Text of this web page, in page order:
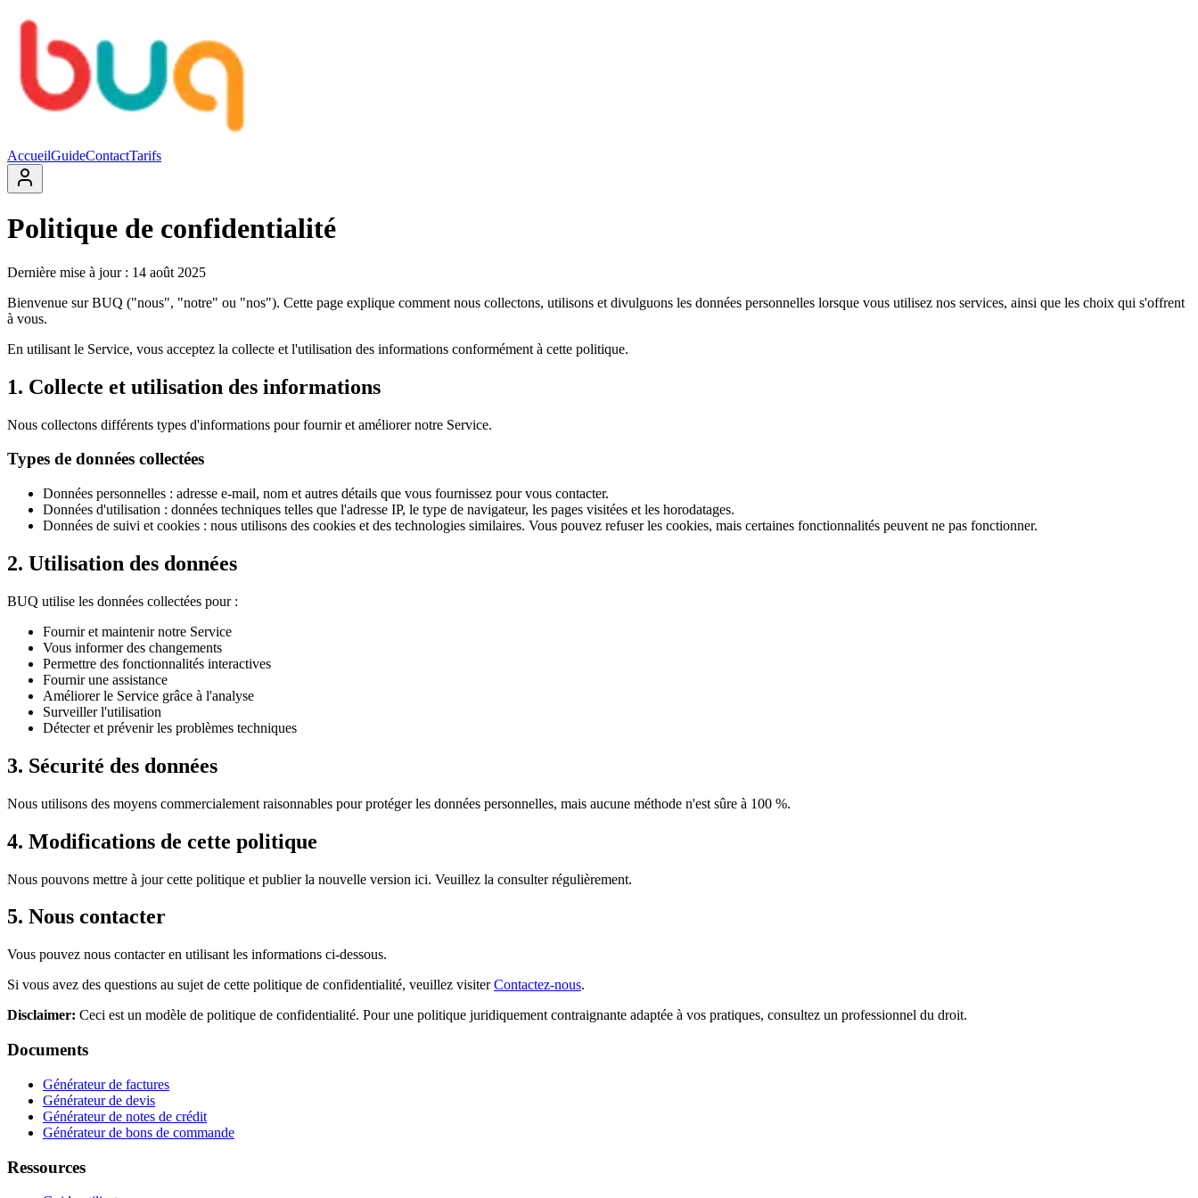
AccueilGuideContactTarifs
Politique de confidentialité
Dernière mise à jour : 14 août 2025
Bienvenue sur BUQ ("nous", "notre" ou "nos"). Cette page explique comment nous collectons, utilisons et divulguons les données personnelles lorsque vous utilisez nos services, ainsi que les choix qui s'offrent
à vous.
En utilisant le Service, vous acceptez la collecte et l'utilisation des informations conformément à cette politique.
1. Collecte et utilisation des informations
Nous collectons différents types d'informations pour fournir et améliorer notre Service.
Types de données collectées
Données personnelles : adresse e-mail, nom et autres détails que vous fournissez pour vous contacter.
Données d'utilisation : données techniques telles que l'adresse IP, le type de navigateur, les pages visitées et les horodatages.
Données de suivi et cookies : nous utilisons des cookies et des technologies similaires. Vous pouvez refuser les cookies, mais certaines fonctionnalités peuvent ne pas fonctionner.
2. Utilisation des données
BUQ utilise les données collectées pour :
Fournir et maintenir notre Service
Vous informer des changements
Permettre des fonctionnalités interactives
Fournir une assistance
Améliorer le Service grâce à l'analyse
Surveiller l'utilisation
Détecter et prévenir les problèmes techniques
3. Sécurité des données
Nous utilisons des moyens commercialement raisonnables pour protéger les données personnelles, mais aucune méthode n'est sûre à 100 %.
4. Modifications de cette politique
Nous pouvons mettre à jour cette politique et publier la nouvelle version ici. Veuillez la consulter régulièrement.
5. Nous contacter
Vous pouvez nous contacter en utilisant les informations ci-dessous.
Si vous avez des questions au sujet de cette politique de confidentialité, veuillez visiter Contactez-nous.
Disclaimer: Ceci est un modèle de politique de confidentialité. Pour une politique juridiquement contraignante adaptée à vos pratiques, consultez un professionnel du droit.
Documents
Générateur de factures
Générateur de devis
Générateur de notes de crédit
Générateur de bons de commande
Ressources